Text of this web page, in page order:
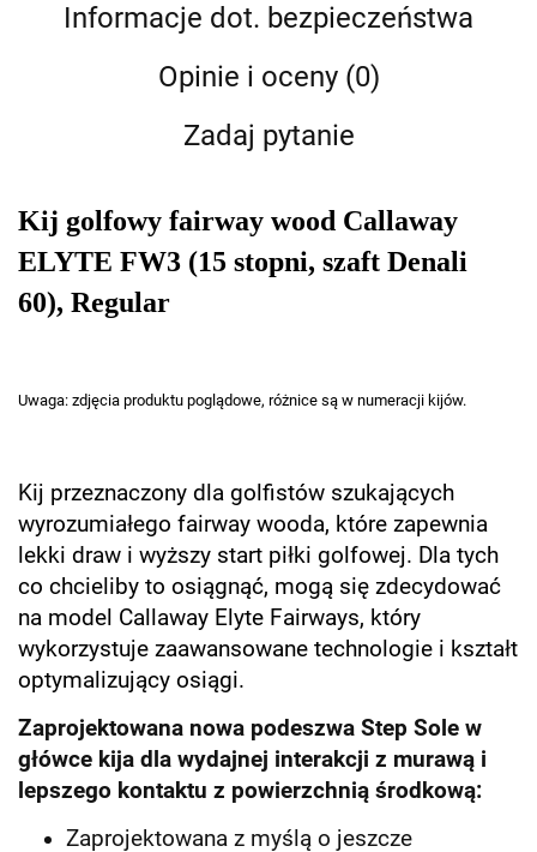
Informacje dot. bezpieczeństwa
Opinie i oceny (0)
Zadaj pytanie
Kij golfowy fairway wood Callaway
ELYTE FW3 (15 stopni, szaft Denali
60), Regular
Uwaga: zdjęcia produktu poglądowe, różnice są w numeracji kijów.
Kij przeznaczony dla golfistów szukających
wyrozumiałego fairway wooda, które zapewnia
lekki draw i wyższy start piłki golfowej. Dla tych
co chcieliby to osiągnąć, mogą się zdecydować
na model Callaway Elyte Fairways, który
wykorzystuje zaawansowane technologie i kształt
optymalizujący osiągi.
Zaprojektowana nowa podeszwa Step Sole w
główce kija dla wydajnej interakcji z murawą i
lepszego kontaktu z powierzchnią środkową:
Zaprojektowana z myślą o jeszcze